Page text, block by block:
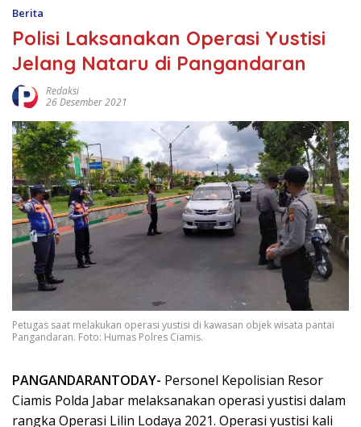
Berita
Polisi Laksanakan Operasi Yustisi
Jelang Nataru di Pangandaran
Redaksi
26 Desember 2021
Petugas saat melakukan operasi yustisi di kawasan objek wisata pantai
Pangandaran. Foto: Humas Polres Ciamis.
PANGANDARANTODAY- Personel Kepolisian Resor
Ciamis Polda Jabar melaksanakan operasi yustisi dalam
rangka Operasi Lilin Lodaya 2021. Operasi yustisi kali